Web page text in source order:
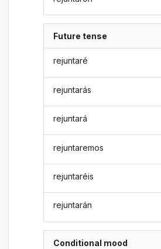
Future tense
rejuntaré
rejuntarás
rejuntará
rejuntaremos
rejuntaréis
rejuntarán
Conditional mood